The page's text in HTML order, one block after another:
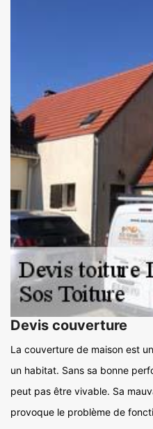
Devis couverture
La couverture de maison est
un habitat. Sans sa bonne
peut pas être vivable. Sa
provoque le problème de